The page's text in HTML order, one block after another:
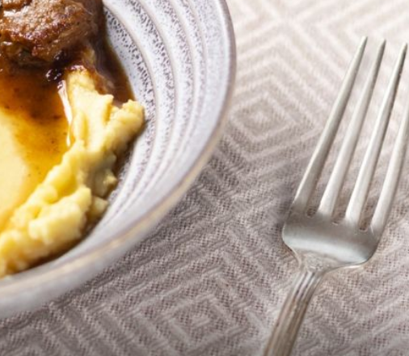
+ 5
JEDNOSTAVNO, A PREUKUSNO
Trik za savršen gulaš: Sastojak koji
chefovi dodaju u mesna jela za više
okusa